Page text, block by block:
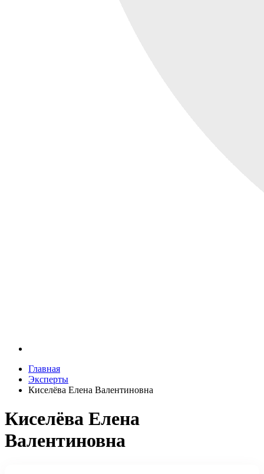
Главная
Эксперты
Киселёва Елена Валентиновна
Киселёва Елена
Валентиновна